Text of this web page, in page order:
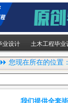
业设计 土木工程毕业
您现在所在的位置
我们提供全套